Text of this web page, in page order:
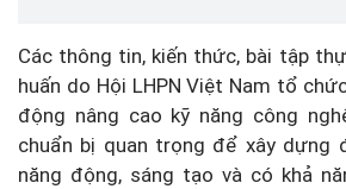
Các thông tin, kiến thức, bài tập
huấn do Hội LHPN Việt Nam tổ
động nâng cao kỹ năng công
chuẩn bị quan trọng để xây dựng
năng động, sáng tạo và có khả